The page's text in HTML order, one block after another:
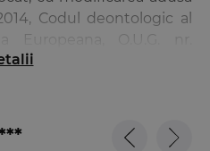
Codul deontologic al
Europeana, O.U.G. nr.
si alte drepturi de
Consiliului U.N.B.R. sau
(Regulamentul privind